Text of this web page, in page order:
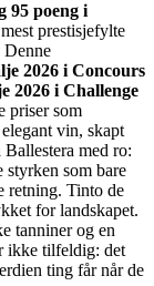
95 poeng i
prestisjefylte
Denne
2026 i Concours
2026 i Challenge
priser som
vin, skapt
med ro:
styrken som bare
retning. Tinto de
for landskapet.
tanniner og en
ikke tilfeldig: det
ting får når de